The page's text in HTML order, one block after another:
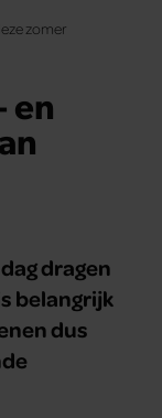
zomer
en
dragen
belangrijk
dus